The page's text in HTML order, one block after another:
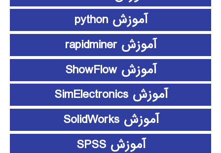
آموزش python
آموزش rapidminer
آموزش ShowFlow
آموزش SimElectronics
آموزش SolidWorks
آموزش SPSS